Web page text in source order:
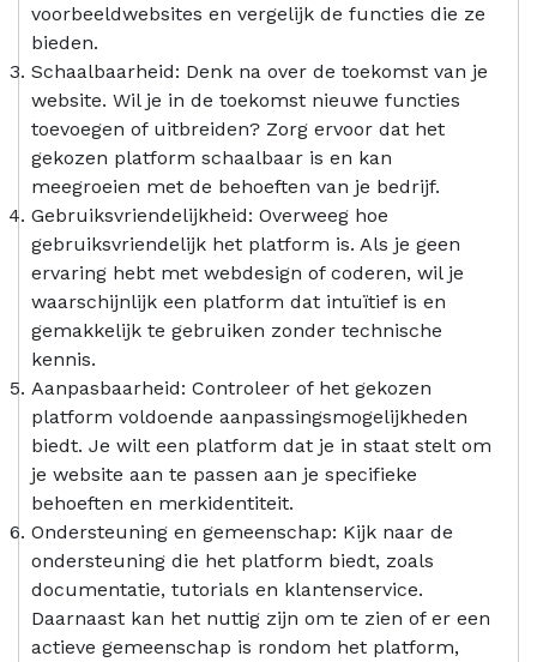
voorbeeldwebsites en vergelijk de functies die ze
bieden.
Schaalbaarheid: Denk na over de toekomst van je
website. Wil je in de toekomst nieuwe functies
toevoegen of uitbreiden? Zorg ervoor dat het
gekozen platform schaalbaar is en kan
meegroeien met de behoeften van je bedrijf.
Gebruiksvriendelijkheid: Overweeg hoe
gebruiksvriendelijk het platform is. Als je geen
ervaring hebt met webdesign of coderen, wil je
waarschijnlijk een platform dat intuïtief is en
gemakkelijk te gebruiken zonder technische
kennis.
Aanpasbaarheid: Controleer of het gekozen
platform voldoende aanpassingsmogelijkheden
biedt. Je wilt een platform dat je in staat stelt om
je website aan te passen aan je specifieke
behoeften en merkidentiteit.
Ondersteuning en gemeenschap: Kijk naar de
ondersteuning die het platform biedt, zoals
documentatie, tutorials en klantenservice.
Daarnaast kan het nuttig zijn om te zien of er een
actieve gemeenschap is rondom het platform,